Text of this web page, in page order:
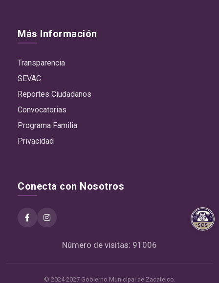
Más Información
Transparencia
SEVAC
Reportes Ciudadanos
Convocatorias
Programa Familia
Privacidad
Conecta con Nosotros
Número de visitas: 91006
© 2024-2027 Gobierno Municipal de Zacatelco.